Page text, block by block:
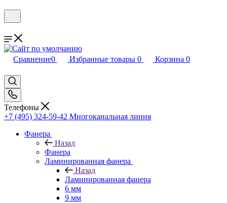
Сравнение0 Избранные товары 0 Корзина 0
Телефоны
+7 (495) 324-59-42 Многоканальная линия
Фанера
Назад
Фанера
Ламинированная фанера
Назад
Ламинированная фанера
6 мм
9 мм